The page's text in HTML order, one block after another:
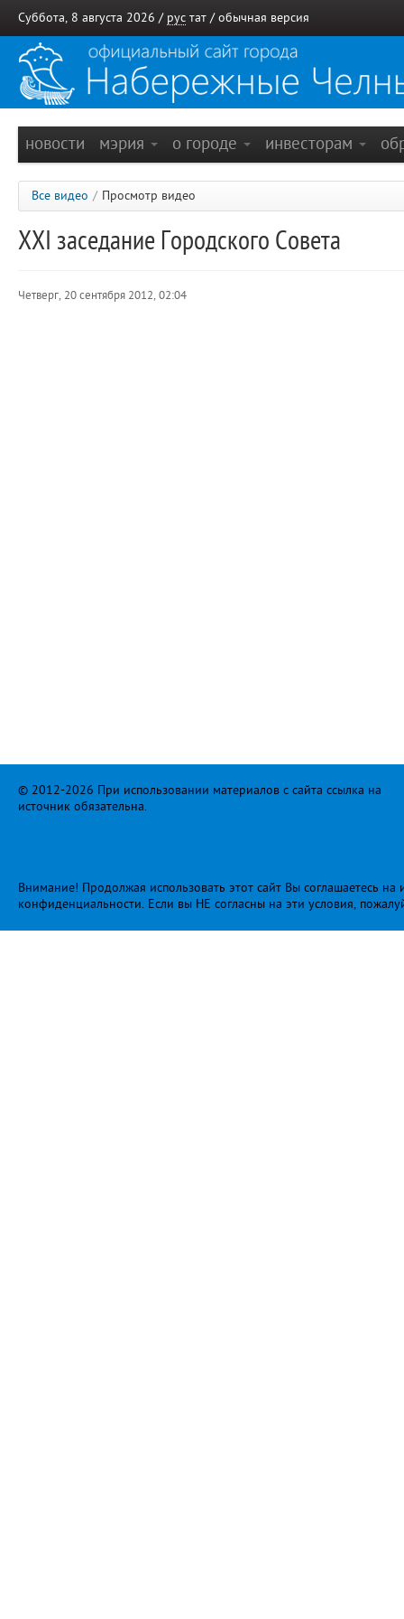
Суббота, 8 августа 2026 / рус тат / обычная версия
новости мэрия о городе инвесторам
Все видео / Просмотр видео
XXI заседание Городского Совета
Четверг, 20 сентября 2012, 02:04
© 2012-2026 При использовании материалов с сайта ссылка на
источник обязательна.
Внимание! Продолжая использовать этот сайт Вы соглашаетесь
конфиденциальности. Если вы НЕ согласны на эти условия,